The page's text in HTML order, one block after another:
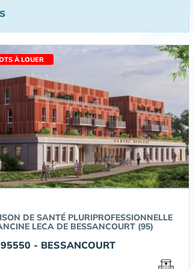
À LOUER
DE SANTÉ PLURIPROFESSIONNELLE
LECA DE BESSANCOURT (95)
95550 - BESSANCOURT